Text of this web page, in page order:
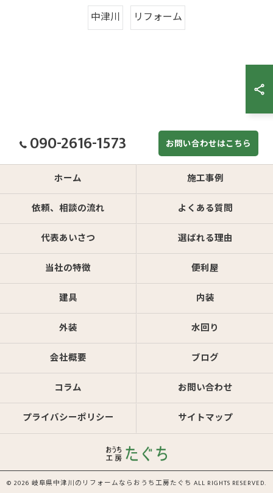
中津川 リフォーム
090-2616-1573 お問い合わせはこちら
ホーム 施工事例
依頼、相談の流れ よくある質問
代表あいさつ 選ばれる理由
当社の特徴 便利屋
建具 内装
外装 水回り
会社概要 ブログ
コラム お問い合わせ
プライバシーポリシー サイトマップ
© 2026 岐阜県中津川のリフォームならおうち工房たぐち ALL RIGHTS RESERVED.